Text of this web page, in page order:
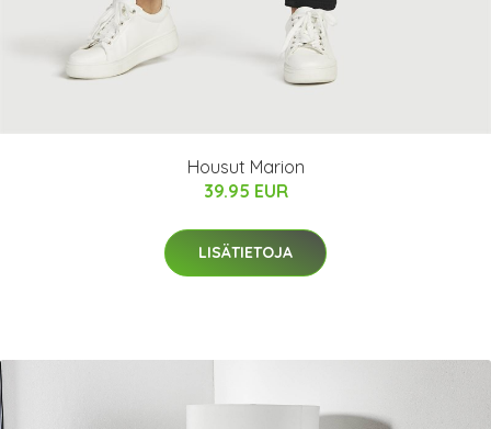
Housut Marion
39.95 EUR
LISÄTIETOJA